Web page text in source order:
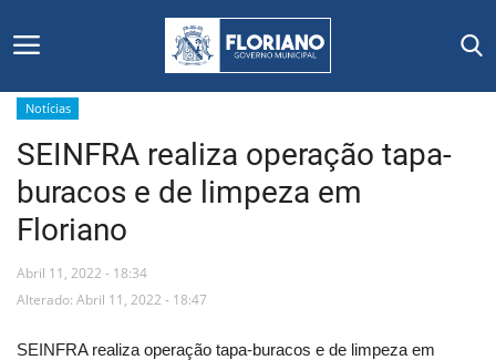
Início
Editais
Floriano
Notícias
SEINFRA realiza operação tapa-
buracos e de limpeza em
Floriano
Abril 11, 2022 - 18:34
Alterado: Abril 11, 2022 - 18:47
SEINFRA realiza operação tapa-buracos e de limpeza em